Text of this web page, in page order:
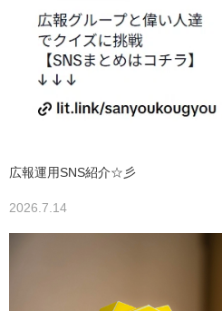
広報運用SNS紹介☆彡
2026.7.14